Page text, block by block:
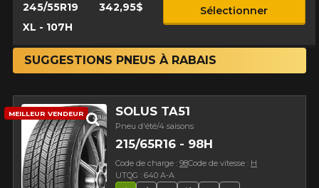
245/55R19
XL - 107H
342,95$ Sélectionner
SUGGESTIONS PNEUS À RABAIS
SOLUS TA51
Pneu d'été/4 saisons
215/65R16 - 98H
Code de charge : 98Code de vitesse : H
UTQG : 640 A-A
MEILLEUR VENDEUR